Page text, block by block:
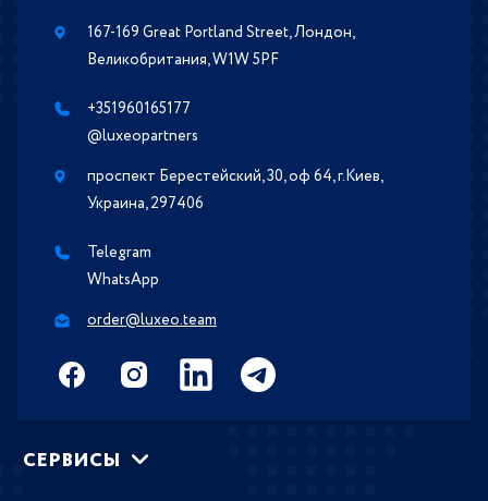
167-169 Great Portland Street, Лондон,
Великобритания, W1W 5PF
+351960165177
@luxeopartners
проспект Берестейский, 30, оф 64, г.Киев,
Украина, 297406
Telegram
WhatsApp
order@luxeo.team
СЕРВИСЫ